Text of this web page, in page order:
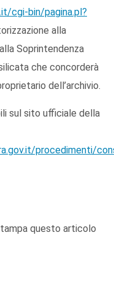
cgi-bin/pagina.pl?
alla
Soprintendenza
che concorderà
dell’archivio.
sul sito ufficiale della
procedimenti/
questo articolo